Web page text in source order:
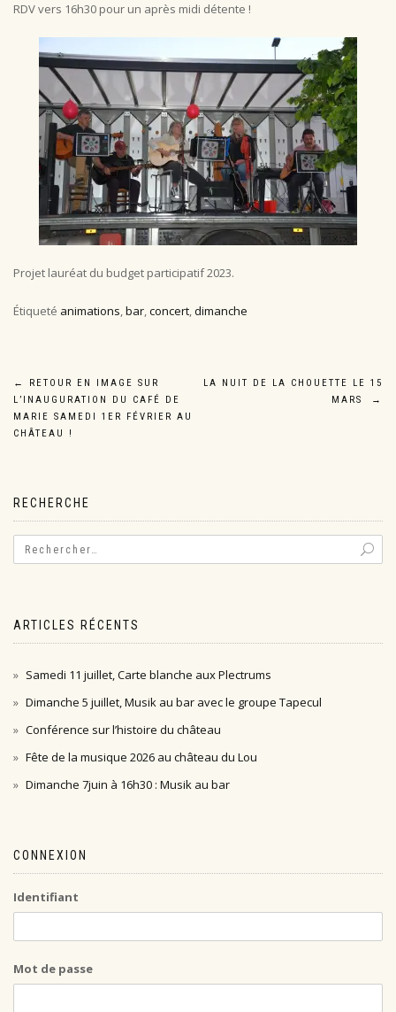
RDV vers 16h30 pour un après midi détente !
Projet lauréat du budget participatif 2023.
Étiqueté animations,bar,concert,dimanche
Navigation
de
←
RETOUR EN IMAGE SUR
L’INAUGURATION DU CAFÉ DE
MARIE SAMEDI 1ER FÉVRIER AU
CHÂTEAU !
LA NUIT DE LA CHOUETTE LE 15
MARS
→
RECHERCHE
ARTICLES RÉCENTS
Samedi 11 juillet, Carte blanche aux Plectrums
Dimanche 5 juillet, Musik au bar avec le groupe Tapecul
Conférence sur l’histoire du château
Fête de la musique 2026 au château du Lou
Dimanche 7juin à 16h30 : Musik au bar
CONNEXION
Identifiant
Mot de passe